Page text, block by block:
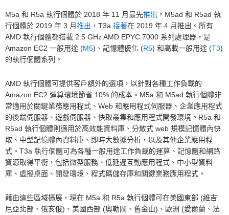
M5a 和 R5a 執行個體於 2018 年 11 月最先推出 。M5ad 和 R5ad 執
行個體於 2019 年 3 月推出 ，T3a 接著在 2019 年 4 月推出。所有
AMD 執行個體都搭載 2.5 GHz AMD EPYC 7000 系列處理器，是
Amazon EC2 一般用途 (M5)、記憶體優化 (R5) 和高載一般用途 (T3)
的執行個體系列。
AMD 執行個體可提供客戶額外的選項，以針對各種工作負載的
Amazon EC2 運算環境節省 10% 的成本。M5a 和 M5ad 執行個體非
常適用於關鍵業務應用程式、Web 和應用程式伺服器、企業應用程式
的後端伺服器、遊戲伺服器、快取叢集和應用程式開發環境。R5a 和
R5ad 執行個體則適用於高效能資料庫、分散式 web 規模記憶體內快
取、中型記憶體內資料庫、即時大數據分析，以及其他企業應用程
式。T3a 執行個體可為各種一般用途工作負載的運算、記憶體和網路
資源取得平衡，包括微型服務、低延遲互動應用程式、中小型資料
庫、虛擬桌面、開發環境、程式碼儲存庫和關鍵業務應用程式。
藉由這些區域擴展，現在 M5a 和 R5a 執行個體可在美國東部 (維吉
尼亞北部、俄亥俄)、美國西部 (奧勒岡、舊金山)、歐洲 (愛爾蘭、法